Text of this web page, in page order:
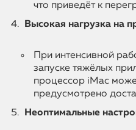
что приведёт к
Высокая нагрузка на
При интенсивной
запуске тяжёлых
процессор iMac
предусмотрено
Неоптимальные